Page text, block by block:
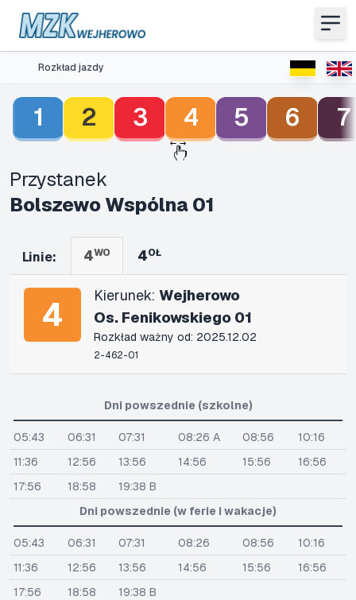
Rozkład jazdy
1 2 3 4 5 6 7
Przystanek
Bolszewo Wspólna 01
Linie: 4WO 4OŁ
4 Kierunek: Wejherowo
Os. Fenikowskiego 01
Rozkład ważny od: 2025.12.02
2-462-01
Dni powszednie (szkolne)
05:43 06:31 07:31 08:26 A 08:56
10:16
11:36
12:56 13:56 14:56 15:56
16:56
17:56
18:58
19:38 B
Dni powszednie (w ferie i wakacje)
05:43 06:31 07:31 08:26 08:56
10:16
11:36
12:56 13:56 14:56 15:56
16:56
17:56
18:58 19:38 B